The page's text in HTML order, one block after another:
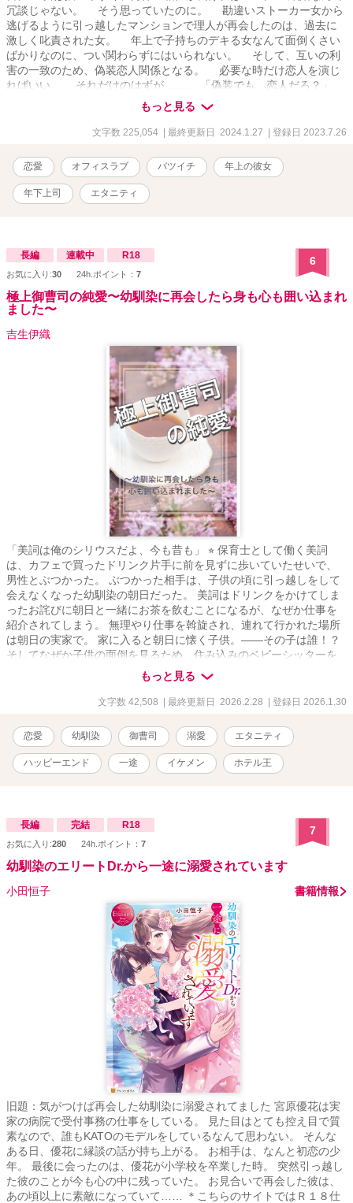
冗談じゃない。 そう思っていたのに。 勘違いストーカー女から
逃げるように引っ越したマンションで理人が再会したのは、過去に
激しく叱責された女。 年上で子持ちのデキる女なんて面倒くさい
ばかりなのに、つい関わらずにはいられない。 そして、互いの利
害の一致のため、偽装恋人関係となる。 必要な時だけ恋人を演じ
ればいい。 それだけのはずが……。 「偽装でも、恋人だろ？」
彼女の甘い香りに惹き寄せられて、抗えない――。
もっと見る
文字数 225,054 | 最終更新日 2024.1.27 | 登録日 2023.7.26
恋愛 オフィスラブ バツイチ 年上の彼女
年下上司 エタニティ
長編 連載中 R18
お気に入り:30 24h.ポイント： 7
6
極上御曹司の純愛〜幼馴染に再会したら身も心も囲い込まれ
ました〜
吉生伊織
「美詞は俺のシリウスだよ、今も昔も」 ⭐︎ 保育士として働く美詞
は、カフェで買ったドリンク片手に前を見ずに歩いていたせいで、
男性とぶつかった。 ぶつかった相手は、子供の頃に引っ越しをして
会えなくなった幼馴染の朝日だった。 美詞はドリンクをかけてしま
ったお詫びに朝日と一緒にお茶を飲むことになるが、なぜか仕事を
紹介されてしまう。 無理やり仕事を斡旋され、連れて行かれた場所
は朝日の実家で。 家に入ると朝日に懐く子供。――その子は誰！？
そしてなぜか子供の面倒を見るため、住み込みのベビーシッターを
任されてしまう。 ⭐︎ 天河 美詞（あまかわみこと）（28）
amakawa mikoto 元家具屋の令嬢で音羽家のナニー 音羽 朝日（お
とわあさひ）（28） otowa asahi 音羽財閥御曹司でハーフ 五つ星ホ
二人。 偶然の再会から一転、彼の一途な愛が溢れだす――。 ※他サ
イトで公開している作品に追加・修正を加えて掲載しています。 タ
イトルも微妙に変更しています。
もっと見る
文字数 42,508 | 最終更新日 2026.2.28 | 登録日 2026.1.30
恋愛 幼馴染 御曹司 溺愛 エタニティ
ハッピーエンド 一途 イケメン ホテル王
長編 完結 R18
お気に入り:280 24h.ポイント： 7
7
幼馴染のエリートDr.から一途に溺愛されています
小田恒子 書籍情報
旧題：気がつけば再会した幼馴染に溺愛されてました 宮原優花は実
家の病院で受付事務の仕事をしている。 見た目はとても控え目で質
素なので、誰もKATOのモデルをしているなんて思わない。 そんな
ある日、優花に縁談の話が持ち上がる。 お相手は、なんと初恋の少
年。 最後に会ったのは、優花が小学校を卒業した時。 突然引っ越し
た彼のことが今も心の中に残っていた。 お見合いで再会した彼は、
あの頃以上に素敵になっていて…… ＊こちらのサイトではＲ１８仕